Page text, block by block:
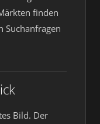
finden
Suchanfragen
Bild. Der